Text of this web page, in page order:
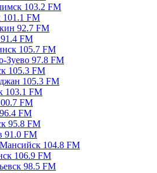
103.2 FM
101.1 FM
92.7 FM
FM
105.7 FM
Зуево 97.8 FM
105.3 FM
105.3 FM
103.1 FM
FM
FM
95.8 FM
91.0 FM
104.8 FM
106.9 FM
98.5 FM